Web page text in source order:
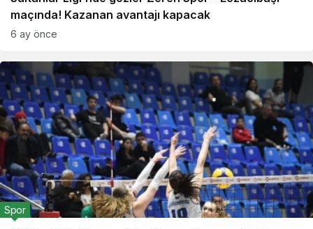
maçında! Kazanan avantajı kapacak
6 ay önce
Spor